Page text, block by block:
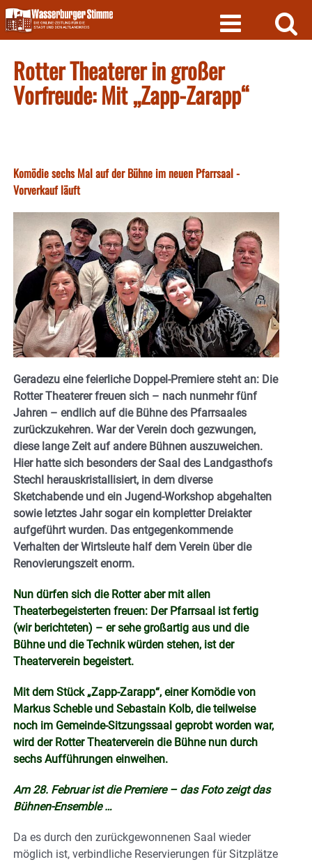
Skip
to
content
Rotter Theaterer in großer
Vorfreude: Mit „Zapp-Zarapp“
Komödie sechs Mal auf der Bühne im neuen Pfarrsaal -
Vorverkauf läuft
Geradezu eine feierliche Doppel-Premiere steht an: Die
Rotter Theaterer freuen sich – nach nunmehr fünf
Jahren – endlich auf die Bühne des Pfarrsaales
zurückzukehren. War der Verein doch gezwungen,
diese lange Zeit auf andere Bühnen auszuweichen.
Hier hatte sich besonders der Saal des Landgasthofs
Stechl herauskristallisiert, in dem diverse
Sketchabende und ein Jugend-Workshop abgehalten
sowie letztes Jahr sogar ein kompletter Dreiakter
aufgeführt wurden. Das entgegenkommende
Verhalten der Wirtsleute half dem Verein über die
Renovierungszeit enorm.
Nun dürfen sich die Rotter aber mit allen
Theaterbegeisterten freuen: Der Pfarrsaal ist fertig
(wir berichteten) – er sehe großartig aus und die
Bühne und die Technik würden stehen, ist der
Theaterverein begeistert.
Mit dem Stück „Zapp-Zarapp“, einer Komödie von
Markus Scheble und Sebastain Kolb, die teilweise
noch im Gemeinde-Sitzungssaal geprobt worden war,
wird der Rotter Theaterverein die Bühne nun durch
sechs Aufführungen einweihen.
Am 28. Februar ist die Premiere – das Foto zeigt das
Bühnen-Ensemble …
Da es durch den zurückgewonnenen Saal wieder
möglich ist, verbindliche Reservierungen für Sitzplätze